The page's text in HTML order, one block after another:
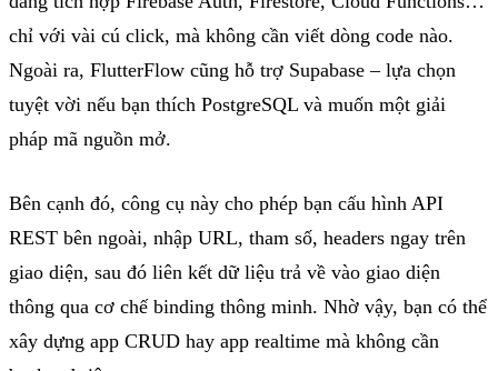
chỉ với vài cú click, mà không cần viết dòng code nào.
Ngoài ra, FlutterFlow cũng hỗ trợ Supabase – lựa chọn
tuyệt vời nếu bạn thích PostgreSQL và muốn một giải
pháp mã nguồn mở.
Bên cạnh đó, công cụ này cho phép bạn cấu hình API
REST bên ngoài, nhập URL, tham số, headers ngay trên
giao diện, sau đó liên kết dữ liệu trả về vào giao diện
thông qua cơ chếbinding thông minh. Nhờ vậy, bạn có thể
xây dựng app CRUD hay app realtime mà không cần